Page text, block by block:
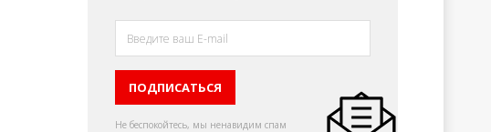
Не беспокойтесь, мы ненавидим спам